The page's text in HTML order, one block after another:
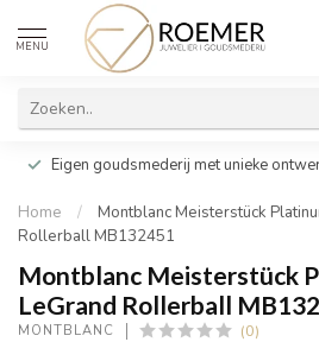
MENU
Eigen goudsmederij met unieke
Home /
Montblanc Meisterstück
Rollerball MB132451
Montblanc Meisterstück
LeGrand Rollerball
MONTBLANC (0)